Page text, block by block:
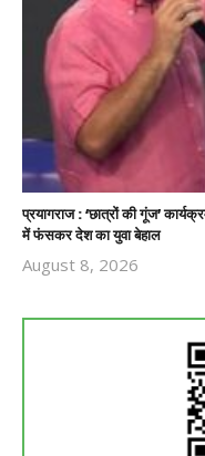
प्रयागराज : ‘छात्रों की गूंज’
में फंसकर देश का युवा बेहाल
August 8, 2026